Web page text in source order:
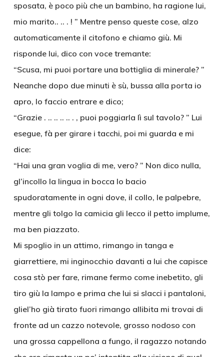
sposata, è poco più che un bambino, ha ragione lui,
mio marito.. .. . ! ” Mentre penso queste cose, alzo
automaticamente il citofono e chiamo giù. Mi
risponde lui, dico con voce tremante:
“Scusa, mi puoi portare una bottiglia di minerale? ”
Neanche dopo due minuti è sù, bussa alla porta io
apro, lo faccio entrare e dico;
“Grazie . .. .. .. .. . , puoi poggiarla lì sul tavolo? ” Lui
esegue, fà per girare i tacchi, poi mi guarda e mi
dice:
“Hai una gran voglia di me, vero? ” Non dico nulla,
gl’incollo la lingua in bocca lo bacio
spudoratamente in ogni dove, il collo, le palpebre,
mentre gli tolgo la camicia gli lecco il petto implume,
ma ben piazzato.
Mi spoglio in un attimo, rimango in tanga e
giarrettiere, mi inginocchio davanti a lui che capisce
cosa stò per fare, rimane fermo come inebetito, gli
tiro giù la lampo e prima che lui si slacci i pantaloni,
gliel’ho già tirato fuori rimango allibita mi trovai di
fronte ad un cazzo notevole, grosso nodoso con
una grossa cappellona a fungo, il ragazzo notando